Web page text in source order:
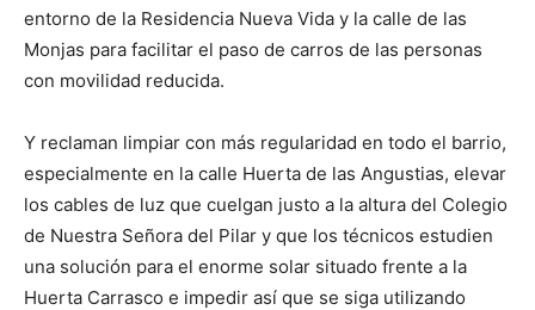
entorno de la Residencia Nueva Vida y la calle de las
Monjas para facilitar el paso de carros de las personas
con movilidad reducida.
Y reclaman limpiar con más regularidad en todo el barrio,
especialmente en la calle Huerta de las Angustias, elevar
los cables de luz que cuelgan justo a la altura del Colegio
de Nuestra Señora del Pilar y que los técnicos estudien
una solución para el enorme solar situado frente a la
Huerta Carrasco e impedir así que se siga utilizando